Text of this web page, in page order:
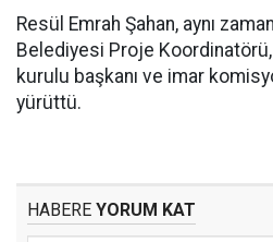
Resül Emrah Şahan, aynı
Belediyesi Proje
kurulu başkanı ve imar
yürüttü.
HABERE YORUM KAT